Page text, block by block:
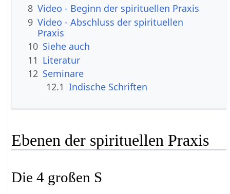
8 Video - Beginn der spirituellen Praxis
9 Video - Abschluss der spirituellen
Praxis
10 Siehe auch
11 Literatur
12 Seminare
12.1 Indische Schriften
Ebenen der spirituellen Praxis
Die 4 großen S